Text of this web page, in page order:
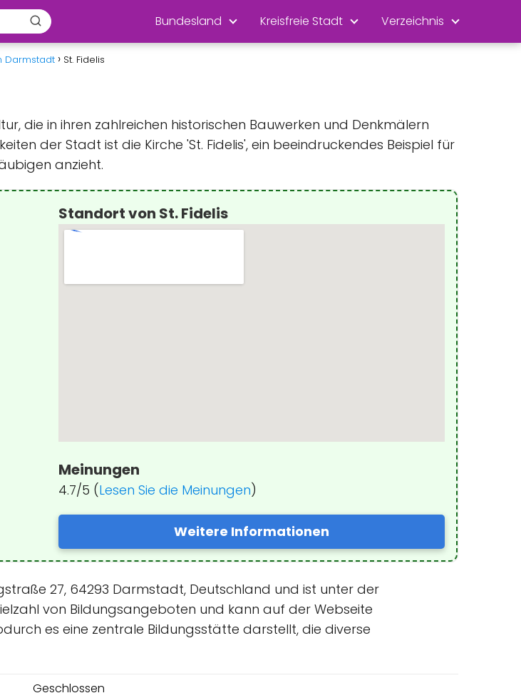
Bundesland Kreisfreie Stadt Verzeichnis
Darmstadt St. Fidelis
die in ihren zahlreichen historischen Bauwerken und Denkmälern
der Stadt ist die Kirche 'St. Fidelis', ein beeindruckendes Beispiel für
anzieht.
Standort von St. Fidelis
Meinungen
4.7/5 (Lesen Sie die Meinungen)
Weitere Informationen
27, 64293 Darmstadt, Deutschland und ist unter der
von Bildungsangeboten und kann auf der Webseite
es eine zentrale Bildungsstätte darstellt, die diverse
Geschlossen